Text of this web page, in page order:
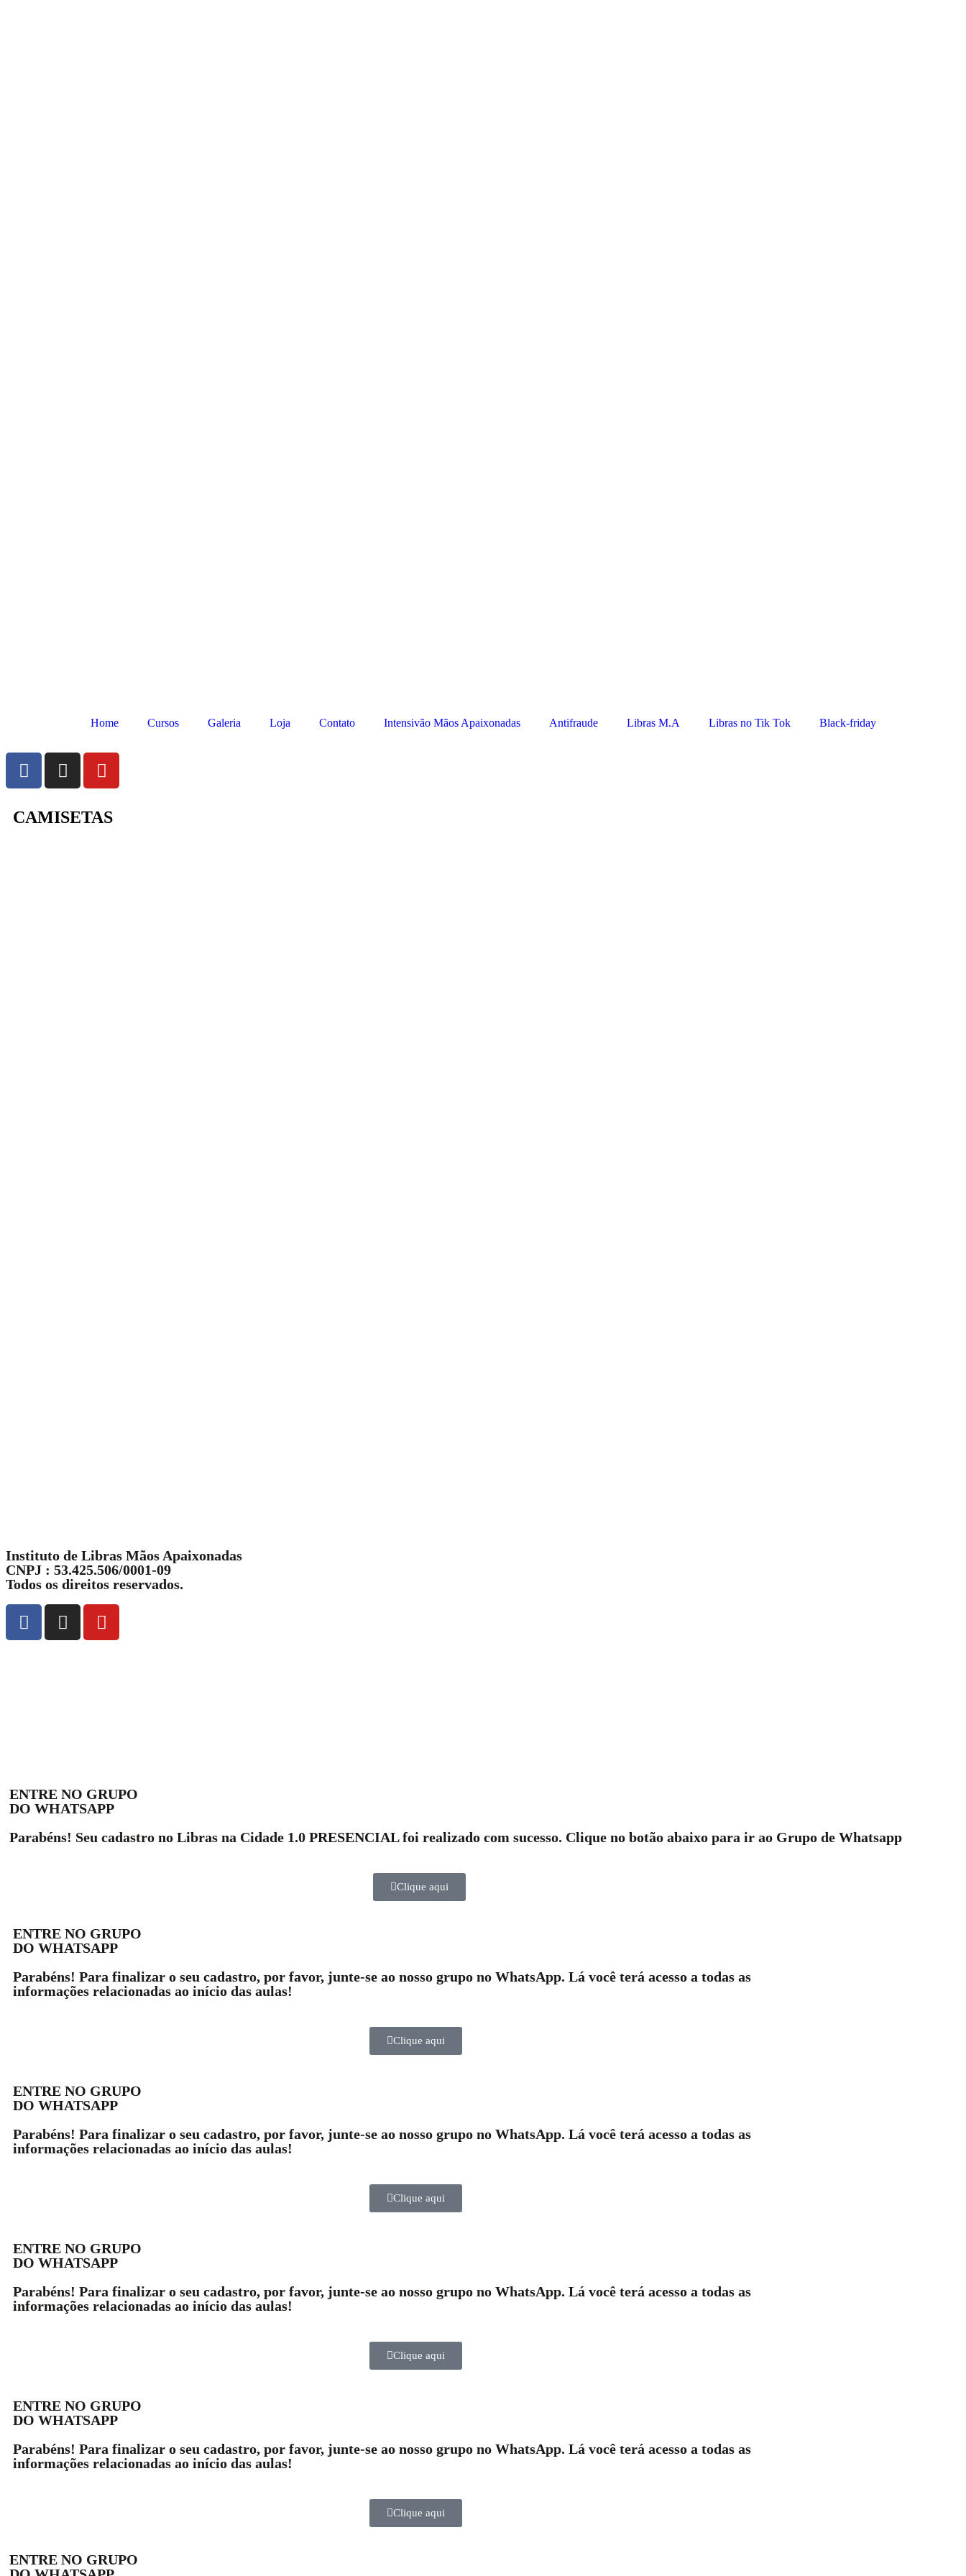
Home Cursos Galeria Loja Contato Intensivão Mãos Apaixonadas Antifraude Libras M.A Libras no Tik Tok Black-friday
CAMISETAS
Instituto de Libras Mãos Apaixonadas
CNPJ : 53.425.506/0001-09
Todos os direitos reservados.
ENTRE NO GRUPO
DO WHATSAPP
Parabéns! Seu cadastro no Libras na Cidade 1.0 PRESENCIAL foi realizado com sucesso. Clique no botão abaixo para ir ao Grupo de Whatsapp
Clique aqui
ENTRE NO GRUPO
DO WHATSAPP
Parabéns! Para finalizar o seu cadastro, por favor, junte-se ao nosso grupo no WhatsApp. Lá você terá acesso a todas as
informações relacionadas ao início das aulas!
Clique aqui
ENTRE NO GRUPO
DO WHATSAPP
Parabéns! Para finalizar o seu cadastro, por favor, junte-se ao nosso grupo no WhatsApp. Lá você terá acesso a todas as
informações relacionadas ao início das aulas!
Clique aqui
ENTRE NO GRUPO
DO WHATSAPP
Parabéns! Para finalizar o seu cadastro, por favor, junte-se ao nosso grupo no WhatsApp. Lá você terá acesso a todas as
informações relacionadas ao início das aulas!
Clique aqui
ENTRE NO GRUPO
DO WHATSAPP
Parabéns! Para finalizar o seu cadastro, por favor, junte-se ao nosso grupo no WhatsApp. Lá você terá acesso a todas as
informações relacionadas ao início das aulas!
Clique aqui
ENTRE NO GRUPO